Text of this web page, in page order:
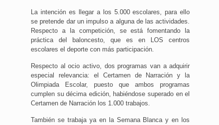
La intención es llegar a los 5.000 escolares, para ello
se pretende dar un impulso a alguna de las actividades.
Respecto a la competición, se está fomentando la
práctica del baloncesto, que es en LOS centros
escolares el deporte con más participación.
Respecto al ocio activo, dos programas van a adquirir
especial relevancia: el Certamen de Narración y la
Olimpiada Escolar, puesto que ambos programas
cumplen su décima edición, habiéndose superado en el
Certamen de Narración los 1.000 trabajos.
También se trabaja ya en la Semana Blanca y en los